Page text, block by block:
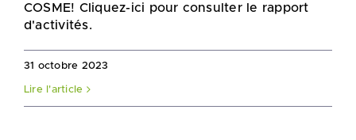
COSME! Cliquez-ici pour consulter le rapport
d'activités.
31 octobre 2023
Lire l'article